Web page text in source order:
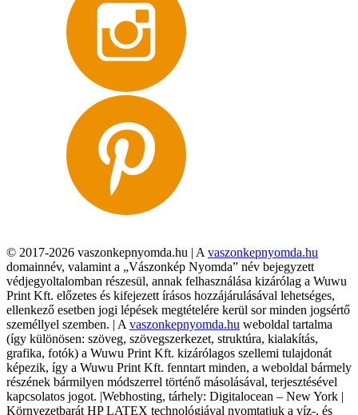
© 2017-2026 vaszonkepnyomda.hu | A vaszonkepnyomda.hu
domainnév, valamint a „Vászonkép Nyomda” név bejegyzett
védjegyoltalomban részesül, annak felhasználása kizárólag a Wuwu
Print Kft. előzetes és kifejezett írásos hozzájárulásával lehetséges,
ellenkező esetben jogi lépések megtételére kerül sor minden jogsértő
személlyel szemben. | A vaszonkepnyomda.hu weboldal tartalma
(így különösen: szöveg, szövegszerkezet, struktúra, kialakítás,
grafika, fotók) a Wuwu Print Kft. kizárólagos szellemi tulajdonát
képezik, így a Wuwu Print Kft. fenntart minden, a weboldal bármely
részének bármilyen módszerrel történő másolásával, terjesztésével
kapcsolatos jogot. |Webhosting, tárhely: Digitalocean – New York |
Környezetbarát HP LATEX technológiával nyomtatjuk a víz-, és